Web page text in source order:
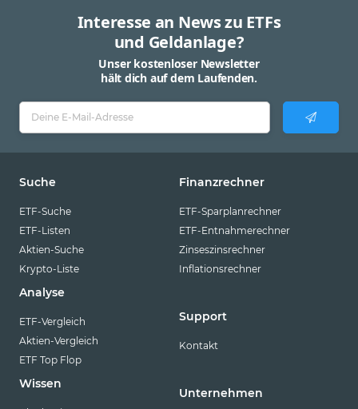
Interesse an News zu ETFs
und Geldanlage?
Unser kostenloser Newsletter
hält dich auf dem Laufenden.
Suche
ETF-Suche
ETF-Listen
Aktien-Suche
Krypto-Liste
Analyse
ETF-Vergleich
Aktien-Vergleich
ETF Top Flop
Wissen
Finanzrechner
ETF-Sparplanrechner
ETF-Entnahmerechner
Zinseszinsrechner
Inflationsrechner
Support
Kontakt
Unternehmen